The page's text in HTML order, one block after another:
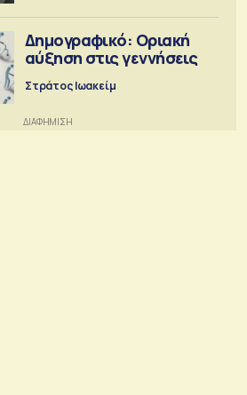
Δημογραφικό: Οριακή
αύξηση στις γεννήσεις
Στράτος Ιωακείμ